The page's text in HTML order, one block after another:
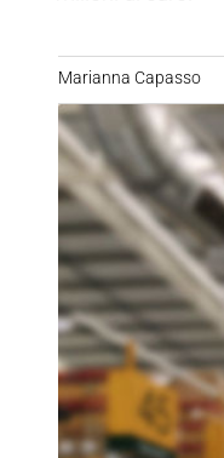
Marianna Capasso